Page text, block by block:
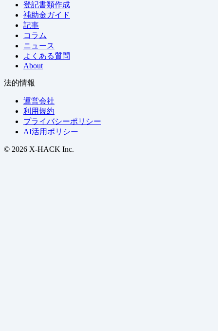
登記書類作成
補助金ガイド
記事
コラム
ニュース
よくある質問
About
法的情報
運営会社
利用規約
プライバシーポリシー
AI活用ポリシー
© 2026 X-HACK Inc.